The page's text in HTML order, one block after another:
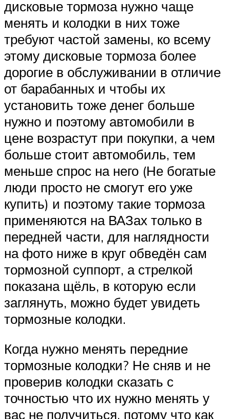
дисковые тормоза нужно чаще
менять и колодки в них тоже
требуют частой замены, ко всему
этому дисковые тормоза более
дорогие в обслуживании в отличие
от барабанных и чтобы их
установить тоже денег больше
нужно и поэтому автомобили в
цене возрастут при покупки, а чем
больше стоит автомобиль, тем
меньше спрос на него (Не богатые
люди просто не смогут его уже
купить) и поэтому такие тормоза
применяются на ВАЗах только в
передней части, для наглядности
на фото ниже в круг обведён сам
тормозной суппорт, а стрелкой
показана щёль, в которую если
заглянуть, можно будет увидеть
тормозные колодки.
Когда нужно менять передние
тормозные колодки? Не сняв и не
проверив колодки сказать с
точностью что их нужно менять у
вас не получиться, потому что как